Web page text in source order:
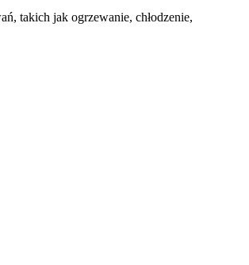
takich jak ogrzewanie, chłodzenie,